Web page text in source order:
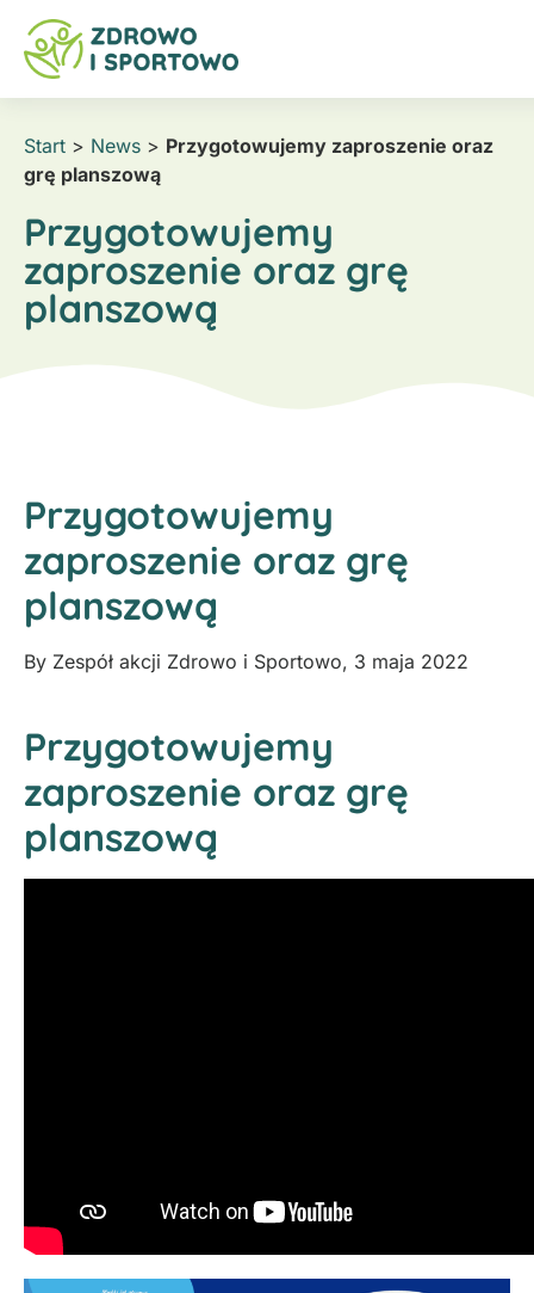
Start > News > Przygotowujemy zaproszenie oraz
grę planszową
Przygotowujemy
zaproszenie oraz grę
planszową
Przygotowujemy
zaproszenie oraz grę
planszową
By Zespół akcji Zdrowo i Sportowo, 3 maja 2022
Przygotowujemy
zaproszenie oraz grę
planszową